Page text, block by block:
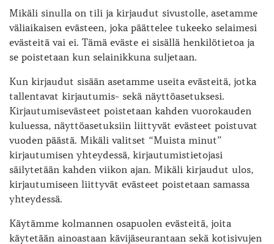
Mikäli sinulla on tili ja kirjaudut sivustolle, asetamme
väliaikaisen evästeen, joka päättelee tukeeko selaimesi
evästeitä vai ei. Tämä eväste ei sisällä henkilötietoa ja
se poistetaan kun selainikkuna suljetaan.
Kun kirjaudut sisään asetamme useita evästeitä, jotka
tallentavat kirjautumis- sekä näyttöasetuksesi.
Kirjautumisevästeet poistetaan kahden vuorokauden
kuluessa, näyttöasetuksiin liittyvät evästeet poistuvat
vuoden päästä. Mikäli valitset “Muista minut”
kirjautumisen yhteydessä, kirjautumistietojasi
säilytetään kahden viikon ajan. Mikäli kirjaudut ulos,
kirjautumiseen liittyvät evästeet poistetaan samassa
yhteydessä.
Käytämme kolmannen osapuolen evästeitä, joita
käytetään ainoastaan kävijäseurantaan sekä kotisivujen